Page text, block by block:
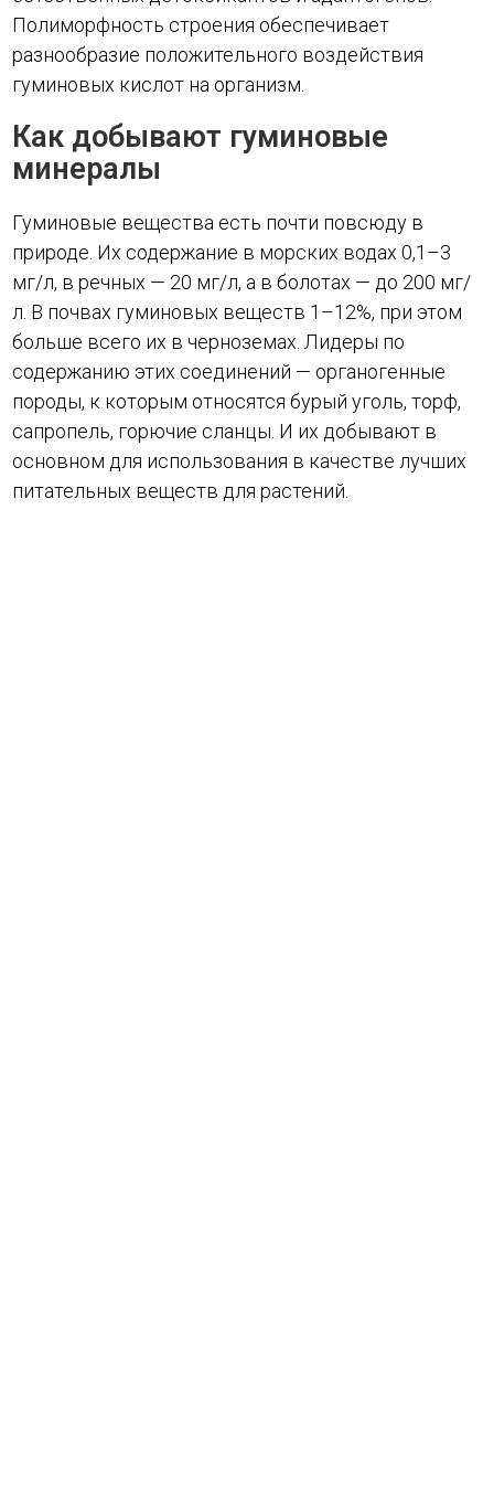
Полиморфность строения обеспечивает
разнообразие положительного воздействия
гуминовых кислот на организм.
Как добывают гуминовые
минералы
Гуминовые вещества есть почти повсюду в
природе. Их содержание в морских водах 0,1–3
мг/л, в речных — 20 мг/л, а в болотах — до 200 мг/
л. В почвах гуминовых веществ 1–12%, при этом
больше всего их в черноземах. Лидеры по
содержанию этих соединений — органогенные
породы, к которым относятся бурый уголь, торф,
сапропель, горючие сланцы. И их добывают в
основном для использования в качестве лучших
питательных веществ для растений.